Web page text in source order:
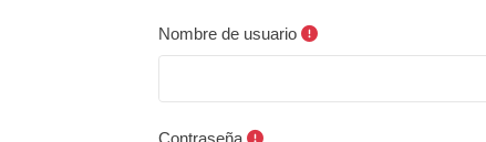
Nombre de usuario
Contraseña